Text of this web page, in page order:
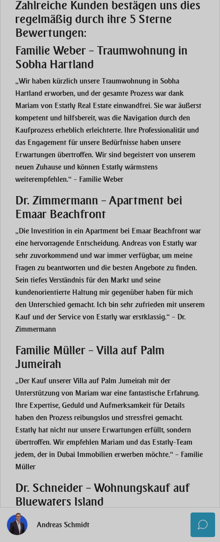
Zahlreiche Kunden bestägen uns dies
regelmäßig durch ihre 5 Sterne
Bewertungen:
Familie Weber – Traumwohnung in
Sobha Hartland
„Wir haben kürzlich unsere Traumwohnung in Sobha
Hartland erworben, und der gesamte Prozess war dank
Mariam von Estatly Real Estate einwandfrei. Sie war äußerst
kompetent und hilfsbereit, was die Navigation durch den
Kaufprozess erheblich erleichterte. Ihre Professionalität und
das Engagement für unsere Bedürfnisse haben unsere
Erwartungen übertroffen. Wir sind begeistert von unserem
neuen Zuhause und können Estatly wärmstens
weiterempfehlen.“ – Familie Weber
Dr. Zimmermann – Apartment bei
Emaar Beachfront
„Die Investition in ein Apartment bei Emaar Beachfront war
eine hervorragende Entscheidung. Andreas von Estatly war
sehr zuvorkommend und war immer verfügbar, um meine
Fragen zu beantworten und die besten Angebote zu finden.
Sein tiefes Verständnis für den Markt und seine
kundenorientierte Haltung mir gegenüber haben für mich
den Unterschied gemacht. Ich bin sehr zufrieden mit unserem
Kauf und der Service von Estatly war erstklassig.“ – Dr.
Zimmermann
Familie Müller – Villa auf Palm
Jumeirah
„Der Kauf unserer Villa auf Palm Jumeirah mit der
Unterstützung von Mariam war eine fantastische Erfahrung.
Ihre Expertise, Geduld und Aufmerksamkeit für Details
haben den Prozess reibungslos und stressfrei gemacht.
Estatly hat nicht nur unsere Erwartungen erfüllt, sondern
übertroffen. Wir empfehlen Mariam und das Estatly-Team
jedem, der in Dubai Immobilien erwerben möchte.“ – Familie
Müller
Dr. Schneider – Wohnungskauf auf
Bluewaters Island
„Meine Erfahrung mit Estatly Real Estate beim Kauf auf
Bluewaters Island war hervorragend. Andreas war
Andreas Schmidt